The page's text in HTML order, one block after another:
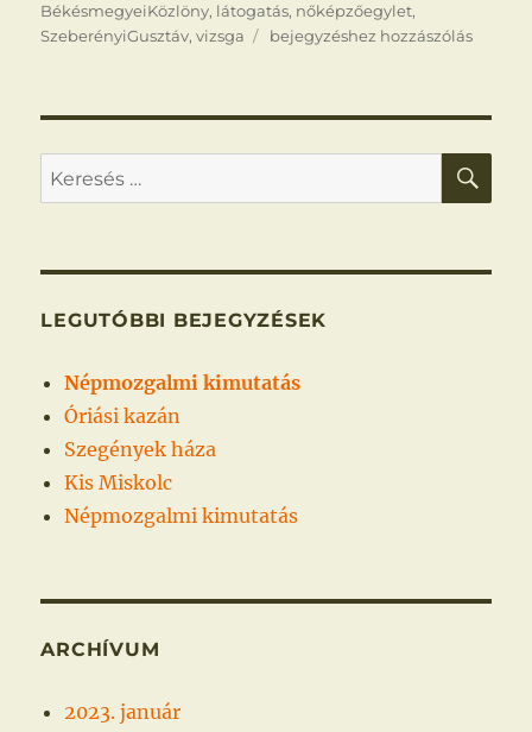
BékésmegyeiKözlöny, látogatás, nőképzőegylet,
SzeberényiGusztáv,vizsga
Grófi
bejegyzéshez hozzászólás
Keresés
a
kifejezésre:
LEGUTÓBBI BEJEGYZÉSEK
Népmozgalmi kimutatás
Óriási kazán
Szegények háza
Kis Miskolc
Népmozgalmi kimutatás
ARCHÍVUM
2023. január